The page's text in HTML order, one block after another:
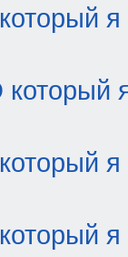
я
я
я